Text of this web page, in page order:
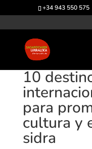
+34 943 550 575
10
para
cultura y
sidra